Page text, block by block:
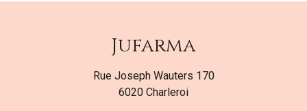
Jufarma
Rue Joseph Wauters 170
6020 Charleroi